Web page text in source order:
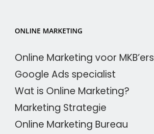
ONLINE MARKETING
Online Marketing voor MKB’ers
Google Ads specialist
Wat is Online Marketing?
Marketing Strategie
Online Marketing Bureau